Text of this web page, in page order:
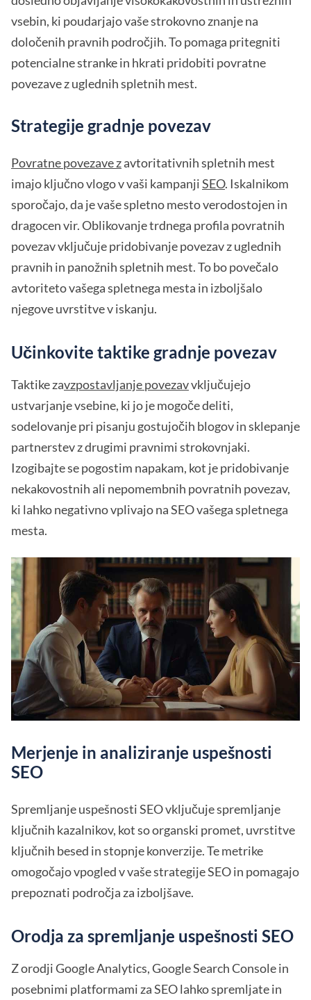
vsebin, ki poudarjajo vaše strokovno znanje na
določenih pravnih področjih. To pomaga pritegniti
potencialne stranke in hkrati pridobiti povratne
povezave z uglednih spletnih mest.
Strategije gradnje povezav
Povratne povezave zavtoritativnih spletnih mest
imajo ključno vlogo v vaši kampanjiSEO. Iskalnikom
sporočajo, da je vaše spletno mesto verodostojen in
dragocen vir. Oblikovanje trdnega profila povratnih
povezav vključuje pridobivanje povezav z uglednih
pravnih in panožnih spletnih mest. To bo povečalo
avtoriteto vašega spletnega mesta in izboljšalo
njegove uvrstitve v iskanju.
Učinkovite taktike gradnje povezav
Taktike zavzpostavljanje povezavvključujejo
ustvarjanje vsebine, ki jo je mogoče deliti,
sodelovanje pri pisanju gostujočih blogov in sklepanje
partnerstev z drugimi pravnimi strokovnjaki.
Izogibajte se pogostim napakam, kot je pridobivanje
nekakovostnih ali nepomembnih povratnih povezav,
ki lahko negativno vplivajo na SEO vašega spletnega
mesta.
Merjenje in analiziranje uspešnosti
SEO
Spremljanje uspešnosti SEO vključuje spremljanje
ključnih kazalnikov, kot so organski promet, uvrstitve
ključnih besed in stopnje konverzije. Te metrike
omogočajo vpogled v vaše strategije SEO in pomagajo
prepoznati področja za izboljšave.
Orodja za spremljanje uspešnosti SEO
Z orodji Google Analytics, Google Search Console in
posebnimi platformami za SEO lahko spremljate in